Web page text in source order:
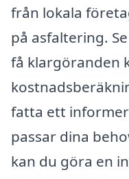
från lokala
på asfaltering.
få klargöranden
fatta ett
passar dina
kan du göra en